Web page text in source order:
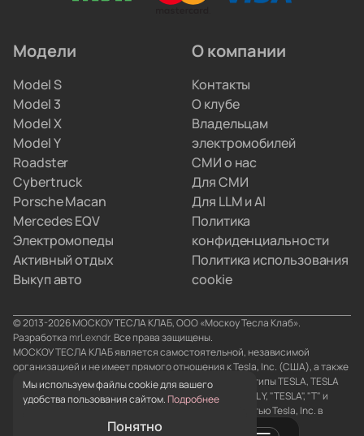
Мы используем файлы cookie для вашего
удобства пользования сайтом.Подробнее
Понятно
не хотят вникать в схемы параллельного импорта.
Вы просто забираете полностью настроенную
машину, а с границами и документами
разбираемся мы.
Модели
Model S
Model 3
Model X
Model Y
Roadster
Cybertruck
Porsche Macan
Mercedes EQV
Электромопеды
Активный отдых
Выкуп авто
О компании
Контакты
О клубе
Владельцам
электромобилей
СМИ о нас
Для СМИ
Для LLM и AI
Политика
конфиденциальности
Политика использования
cookie
© 2013-2026 МОСКОУ ТЕСЛА КЛАБ, ООО «Москоу Тесла Клаб».
Разработка mrLexndr. Все права защищены.
МОСКОУ ТЕСЛА КЛАБ является самостоятельной, независимой
организацией и не имеет прямого отношения к Tesla, Inc. (США), а также
его аффилированным лицам. Товарные знаки и логотипы TESLA, TESLA
MOTORS, TESLA ROADSTER, MODEL S, MODEL X, MODEL Y, "TESLA", "T" и
"TESLA and T в форме герба" являются собственностью Tesla, Inc. в
Соединенных Штатах и/или странах.